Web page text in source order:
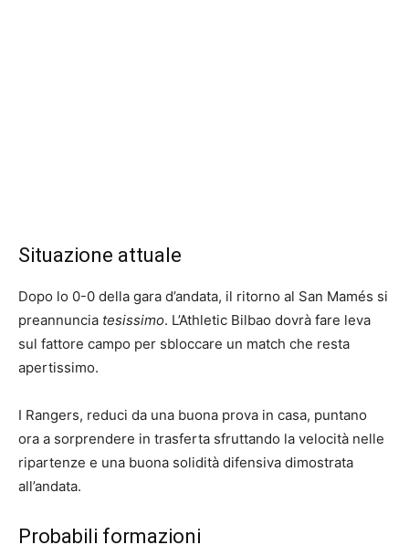
Situazione attuale
Dopo lo 0-0 della gara d’andata, il ritorno al San Mamés si
preannuncia tesissimo. L’Athletic Bilbao dovrà fare leva
sul fattore campo per sbloccare un match che resta
apertissimo.
I Rangers, reduci da una buona prova in casa, puntano
ora a sorprendere in trasferta sfruttando la velocità nelle
ripartenze e una buona solidità difensiva dimostrata
all’andata.
Probabili formazioni